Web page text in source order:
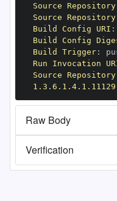
Source Repository
Source
Build Config URI :
Build Config
Build Trigger:
Run Invocation
Source
Raw Body
Verification